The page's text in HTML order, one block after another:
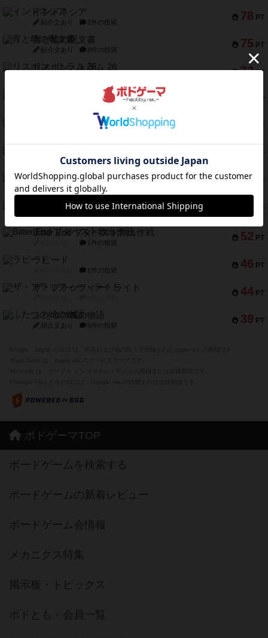
78 PT
インドネシア
紹介文あり 2件の投稿
75 PT
宵と暁の呪文書
紹介文あり 8件の投稿
73 PT
リスボン・トラム 28
PT
1件の投稿
PT
PT
紹介文なし 1件の投稿
59 PT
スモールワールド
紹介文あり 13件の投稿
PT
ギャンブラー
52 PT
Bitter End ブタペスト救出作戦
1件の投稿
46 PT
ラピード
1件の投稿
44 PT
ザ・フラッフィー・ライト
39 PT
ふたつの城の物語
紹介文あり 6件の投稿
ボドゲーマTOP
ボードゲームを検索する
ボードゲームの新着レビュー
ボードゲーム会情報
メカニクス特集
掲示板・トピックス
ボドとも・会員一覧